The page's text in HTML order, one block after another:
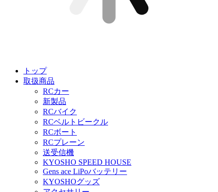
トップ
取扱商品
RCカー
新製品
RCバイク
RCベルトビークル
RCボート
RCプレーン
送受信機
KYOSHO SPEED HOUSE
Gens ace LiPoバッテリー
KYOSHOグッズ